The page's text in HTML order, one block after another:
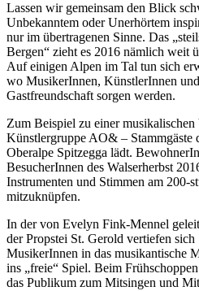
Lassen wir gemeinsam den Blick
Unbekanntem oder Unerhörtem
nur im übertragenen Sinne. Das
Bergen“ zieht es 2016 nämlich weit
Auf einigen Alpen im Tal tun sich
wo MusikerInnen, KünstlerInnen
Gastfreundschaft sorgen werden.
Zum Beispiel zu einer
Künstlergruppe AO& – Stammgäste
Oberalpe Spitzegga lädt.
BesucherInnen des Walserherbst
Instrumenten und Stimmen am 200-
mitzuknüpfen.
In der von Evelyn Fink-Mennel
der Propstei St. Gerold vertiefen sich
MusikerInnen in das musikantische
ins „freie“ Spiel. Beim
das Publikum zum Mitsingen und